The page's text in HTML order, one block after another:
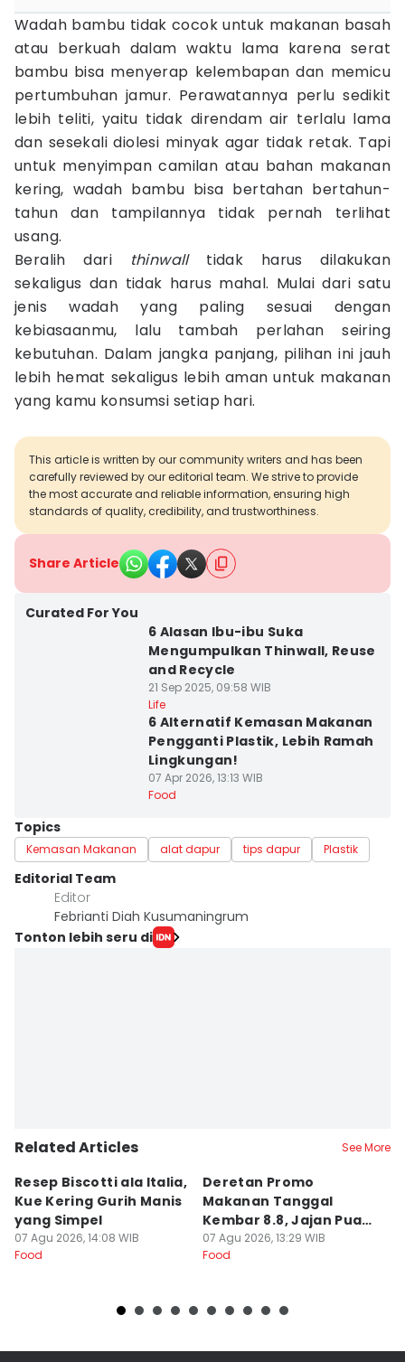
Wadah bambu tidak cocok untuk makanan basah
atau berkuah dalam waktu lama karena serat
bambu bisa menyerap kelembapan dan memicu
pertumbuhan jamur. Perawatannya perlu sedikit
lebih teliti, yaitu tidak direndam air terlalu lama
dan sesekali diolesi minyak agar tidak retak. Tapi
untuk menyimpan camilan atau bahan makanan
kering, wadah bambu bisa bertahan bertahun-
tahun dan tampilannya tidak pernah terlihat
usang.
Beralih dari
thinwalltidak harus dilakukan
sekaligus dan tidak harus mahal. Mulai dari satu
jenis wadah yang paling sesuai dengan
kebiasaanmu, lalu tambah perlahan seiring
kebutuhan. Dalam jangka panjang, pilihan ini jauh
lebih hemat sekaligus lebih aman untuk makanan
yang kamu konsumsi setiap hari.
This article is written by our community writers and has been
carefully reviewed by our editorial team. We strive to provide
the most accurate and reliable information, ensuring high
standards of quality, credibility, and trustworthiness.
Share Article
Curated For You
6 Alasan Ibu-ibu Suka
Mengumpulkan Thinwall, Reuse
and Recycle
21 Sep 2025, 09:58 WIB
Life
6 Alternatif Kemasan Makanan
Pengganti Plastik, Lebih Ramah
Lingkungan!
07 Apr 2026, 13:13 WIB
Food
Topics
Kemasan Makanan alat dapur tips dapur Plastik
Editorial Team
Editor
Febrianti Diah Kusumaningrum
Tonton lebih seru di
Related Articles See More
Resep Biscotti ala Italia,
Kue Kering Gurih Manis
yang Simpel
07 Agu 2026, 14:08 WIB
Food
Deretan Promo
Makanan Tanggal
Kembar 8.8, Jajan Puas
dan Cuan!
07 Agu 2026, 13:29 WIB
Food